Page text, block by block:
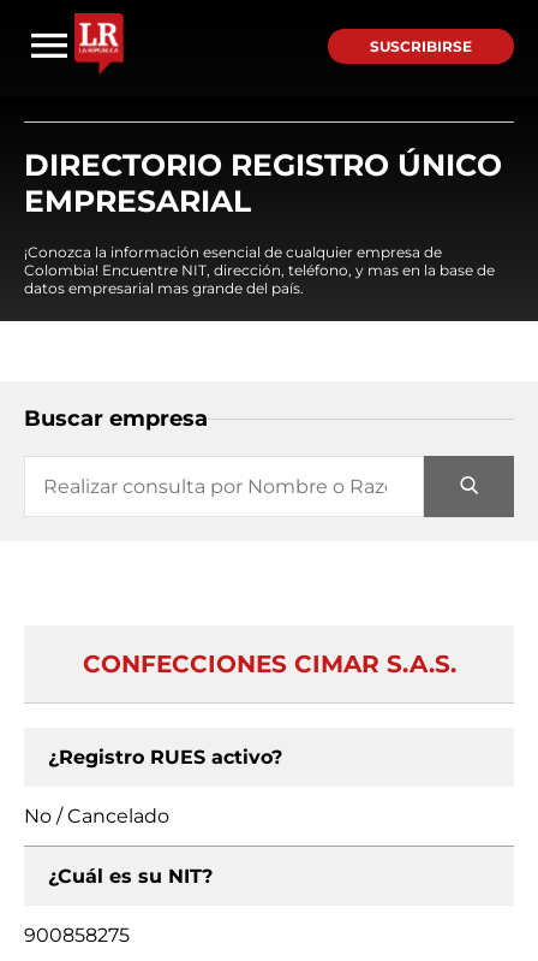
SUSCRIBIRSE
DIRECTORIO REGISTRO ÚNICO
EMPRESARIAL
¡Conozca la información esencial de cualquier empresa de
Colombia! Encuentre NIT, dirección, teléfono, y mas en la base de
datos empresarial mas grande del país.
Buscar empresa
CONFECCIONES CIMAR S.A.S.
¿Registro RUES activo?
No / Cancelado
¿Cuál es su NIT?
900858275